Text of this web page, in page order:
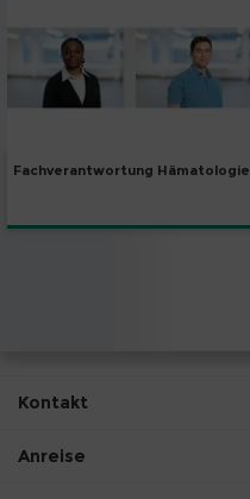
Fachverantwortung Hämatologie
Kontakt
Anreise